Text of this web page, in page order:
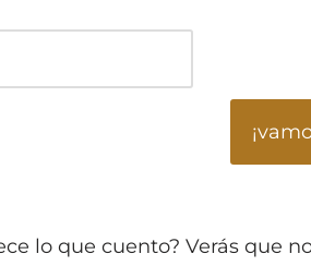
lo que cuento? Verás que